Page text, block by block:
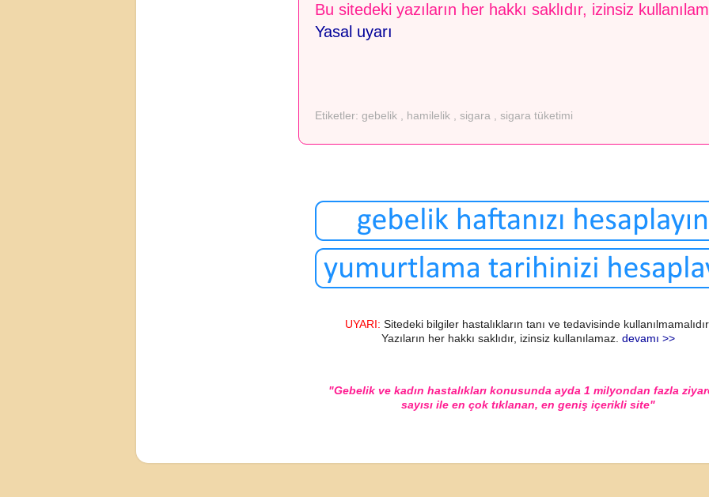
Bu sitedeki yazıların her hakkı saklıdır, izinsiz
Yasal uyarı
Etiketler: gebelik , hamilelik , sigara , sigara tüketimi
UYARI: Sitedeki bilgiler hastalıkların tanı ve tedavisinde
Yazıların her hakkı saklıdır, izinsiz kullanılamaz. devamı >>
"Gebelik ve kadın hastalıkları konusunda ayda 1 milyondan fazla
sayısı ile en çok tıklanan, en geniş içerikli site"